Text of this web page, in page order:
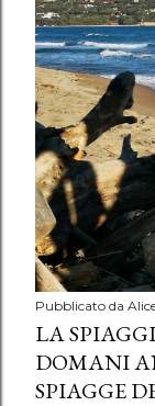
Pubblicato da
LA
DOMANI
SPIAGGE